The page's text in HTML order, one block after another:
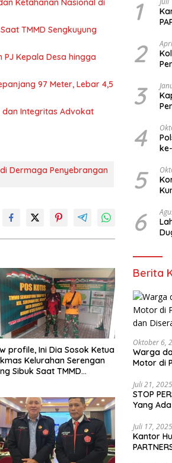
Ketahanan Nasional di
TMMD Sengkuyung
PJ Kepala Desa hingga
97 Meter, Lebar 4,5
dan Integritas Advokat
Dermaga Penyebrangan
profile, Ini Dia Sosok Ketua
Kelurahan Serengan
Sibuk Saat TMMD
1
2
3
4
5
6
Berita
Oktober 6,
Warga
Motor di
Juli 21, 2025
STOP
Yang
Juli 17, 2025
Kantor